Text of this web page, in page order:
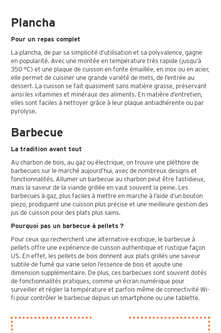
Plancha
Pour un repas complet
La plancha, de par sa simplicité d’utilisation et sa polyvalence, gagne
en popularité. Avec une montée en température très rapide (jusqu’à
350 °C) et une plaque de cuisson en fonte émaillée, en inox ou en acier,
elle permet de cuisiner une grande variété de mets, de l’entrée au
dessert. La cuisson se fait quasiment sans matière grasse, préservant
ainsi les vitamines et minéraux des aliments. En matière d’entretien,
elles sont faciles à nettoyer grâce à leur plaque antiadhérente ou par
pyrolyse.
Barbecue
La tradition avant tout
Au charbon de bois, au gaz ou électrique, on trouve une pléthore de
barbecues sur le marché aujourd’hui, avec de nombreux designs et
fonctionnalités. Allumer un barbecue au charbon peut être fastidieux,
mais la saveur de la viande grillée en vaut souvent la peine. Les
barbecues à gaz, plus faciles à mettre en marche à l’aide d’un bouton
piezo, prodiguent une cuisson plus précise et une meilleure gestion des
jus de cuisson pour des plats plus sains.
Pourquoi pas un barbecue à pellets ?
Pour ceux qui recherchent une alternative exotique, le barbecue à
pellets offre une expérience de cuisson authentique et rustique façon
US. En effet, les pellets de bois donnent aux plats grillés une saveur
subtile de fumé qui varie selon l’essence de bois et ajoute une
dimension supplémentaire. De plus, ces barbecues sont souvent dotés
de fonctionnalités pratiques, comme un écran numérique pour
surveiller et régler la température et parfois même de connectivité Wi-
fi pour contrôler le barbecue depuis un smartphone ou une tablette.